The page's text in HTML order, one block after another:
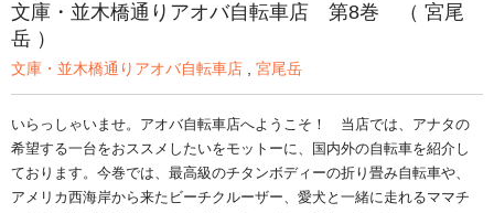
文庫・並木橋通りアオバ自転車店 第8巻 （ 宮尾
岳 ）
文庫・並木橋通りアオバ自転車店 宮尾岳
いらっしゃいませ。アオバ自転車店へようこそ！ 当店では、アナタの
希望する一台をおススメしたいをモットーに、国内外の自転車を紹介し
ております。今巻では、最高級のチタンボディーの折り畳み自転車や、
アメリカ西海岸から来たビーチクルーザー、愛犬と一緒に走れるママチ